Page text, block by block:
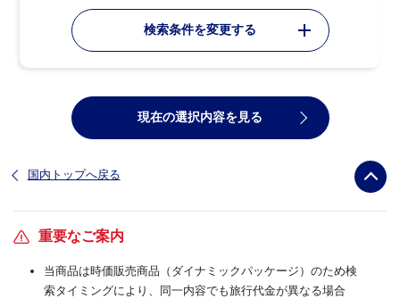
検索条件を変更する
現在の選択内容を見る
国内トップへ戻る
重要なご案内
当商品は時価販売商品（ダイナミックパッケージ）のため検
索タイミングにより、同一内容でも旅行代金が異なる場合